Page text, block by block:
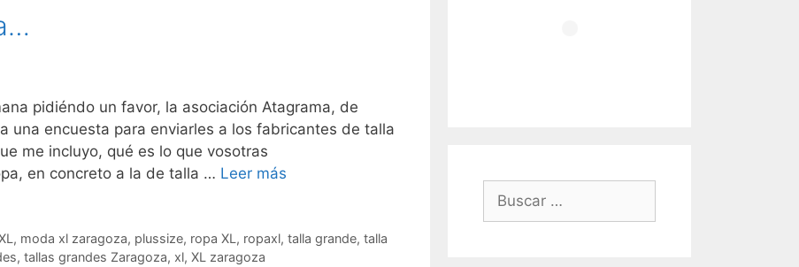
pidiéndo un favor, la asociación Atagrama, de
una encuesta para enviarles a los fabricantes de talla
me incluyo, qué es lo que vosotras
en concreto a la de talla … Leer más
, moda xl zaragoza, plussize, ropa XL , ropaxl, talla grande, talla
, tallas grandes Zaragoza, xl, XL zaragoza
Buscar: